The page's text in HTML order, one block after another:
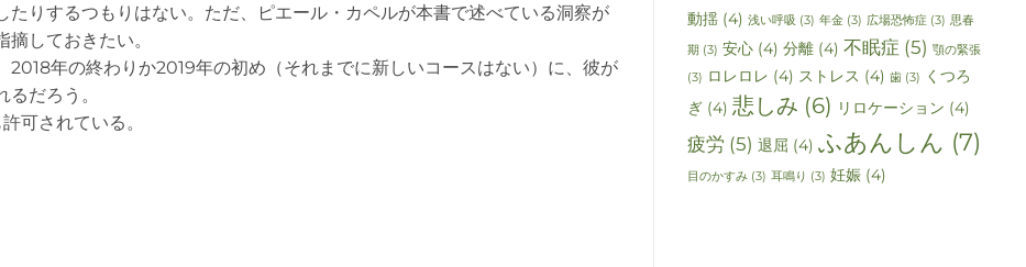
りするつもりはない。ただ、ピエール・カペルが本書で述べている洞察が
しておきたい。
年の終わりか2019年の初め（それまでに新しいコースはない）に、彼が
だろう。
可されている。
動揺(4) 浅い呼吸 (3) 年金(3) 広場恐怖症(3) 思春
期 (3) 安心(4) 分離(4) 不眠症 (5) 顎の緊張
(3) ロレロレ (4) ストレス (4) 歯(3)
くつろ
ぎ(4) 悲しみ (6) リロケーション (4)
疲労 (5) 退屈 (4) ふあんしん (7)
目のかすみ(3) 耳鳴り (3) 妊娠(4)